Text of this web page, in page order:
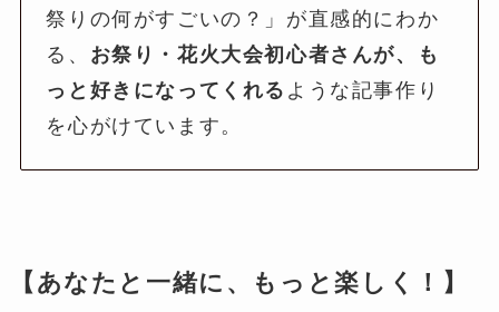
祭りの何がすごいの？」が直感的にわか
る、 お祭り・花火大会初心者さんが、も
っと好きになってくれる ような記事作り
を心がけています。
【あなたと一緒に、もっと楽しく！】